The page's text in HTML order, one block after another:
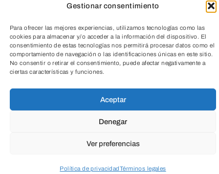
Gestionar consentimiento
Para ofrecer las mejores experiencias, utilizamos tecnologías como las
cookies para almacenar y/o acceder a la información del dispositivo. El
consentimiento de estas tecnologías nos permitirá procesar datos como el
comportamiento de navegación o las identificaciones únicas en este sitio.
No consentir o retirar el consentimiento, puede afectar negativamente a
ciertas características y funciones.
Aceptar
Denegar
Ver preferencias
Política de privacidadTérminos legales
condiciones